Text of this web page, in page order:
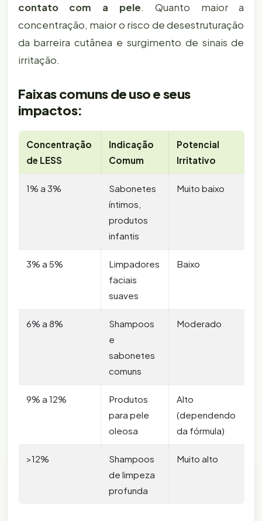
contato com a pele. Quanto maior a
concentração, maior o risco de desestruturação
da barreira cutânea e surgimento de sinais de
irritação.
Faixas comuns de uso e seus
impactos:
Concentração
de LESS
Indicação
Comum
Potencial
Irritativo
1% a 3%
Sabonetes
íntimos,
produtos
infantis
Muito baixo
3% a 5%
Limpadores
faciais
suaves
Baixo
6% a 8%
Shampoos
e
sabonetes
comuns
Moderado
9% a 12%
Produtos
para pele
oleosa
Alto
(dependendo
da fórmula)
>12%
Shampoos
de limpeza
profunda
Muito alto